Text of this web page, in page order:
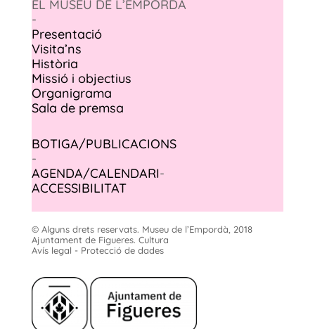
EL MUSEU DE L’EMPORDÀ
-
Presentació
Visita’ns
Història
Missió i objectius
Organigrama
Sala de premsa
BOTIGA/PUBLICACIONS
-
AGENDA/CALENDARI-
ACCESSIBILITAT
© Alguns drets reservats. Museu de l’Empordà, 2018
Ajuntament de Figueres. Cultura
Avís legal - Protecció de dades